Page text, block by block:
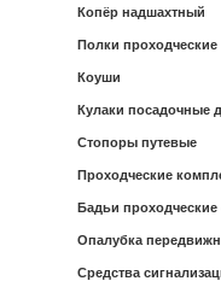
Копёр надшахтный
Полки проходческие
Коуши
Кулаки посадочные
Стопоры путевые
Проходческие
Бадьи
Опалубка
Средства